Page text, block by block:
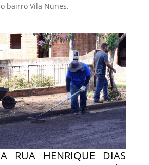
bairro Vila Nunes.
RUA HENRIQUE DIAS